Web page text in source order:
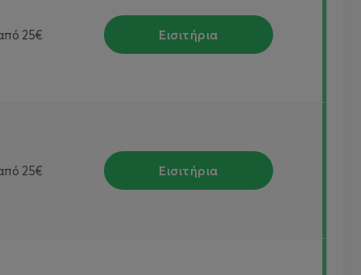
25€ Εισιτήρια
25€ Εισιτήρια